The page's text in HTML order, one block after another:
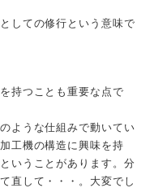
しての修行という意味で
持つことも重要な点で
ような仕組みで動いてい
工機の構造に興味を持
いうことがあります。分
直して・・・。大変でし